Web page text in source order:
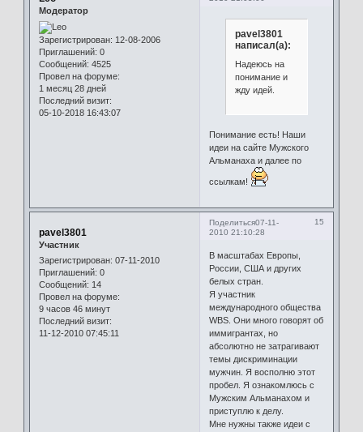
Модератор
Зарегистрирован: 12-08-2006
Приглашений: 0
Сообщений: 4525
Провел на форуме:
1 месяц 28 дней
Последний визит:
05-10-2018 16:43:07
pavel3801
написал(а):
Надеюсь на
понимание и
жду идей.
Понимание есть! Наши
идеи на сайте Мужского
Альманаха и далее по
ссылкам!
Поделиться 15
07-11-
2010 21:10:28
pavel3801
Участник
Зарегистрирован: 07-11-2010
Приглашений: 0
Сообщений: 14
Провел на форуме:
9 часов 46 минут
Последний визит:
11-12-2010 07:45:11
В масштабах Европы,
России, США и других
белых стран.
Я участник
международного общества
WBS. Они много говорят об
иммигрантах, но
абсолютно не затрагивают
темы дискриминации
мужчин. Я восполню этот
пробел. Я ознакомлюсь с
Мужским Альманахом и
приступлю к делу.
Мне нужны также идеи с